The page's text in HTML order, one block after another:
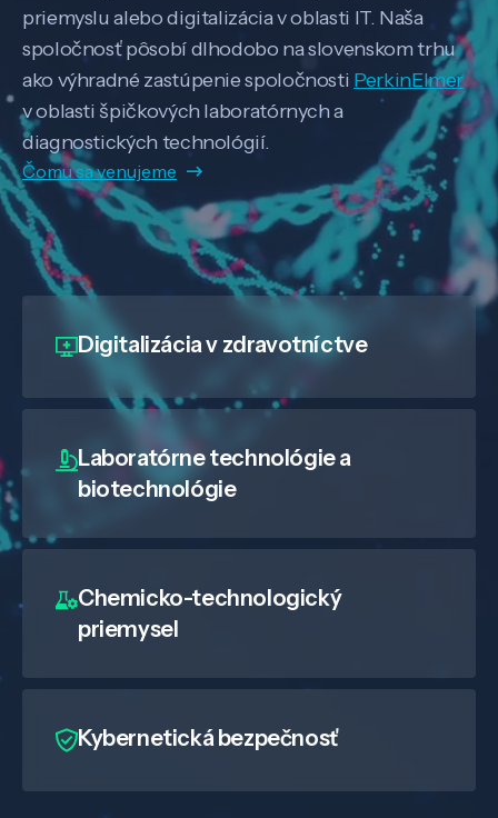
priemyslu alebo digitalizácia v oblasti IT. Naša
spoločnosť pôsobí dlhodobo na slovenskom trhu
ako výhradné zastúpenie spoločnosti PerkinElmer
v oblasti špičkových laboratórnych a
diagnostických technológií.
Čomu sa venujeme
Digitalizáciav zdravotníctve
Laboratórne technológie a
biotechnológie
Chemicko-technologický
priemysel
Kybernetická bezpečnosť